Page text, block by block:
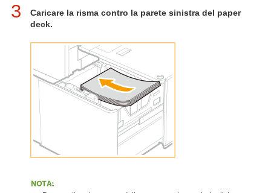
3
Caricare la risma contro la parete sinistra del paper
deck.